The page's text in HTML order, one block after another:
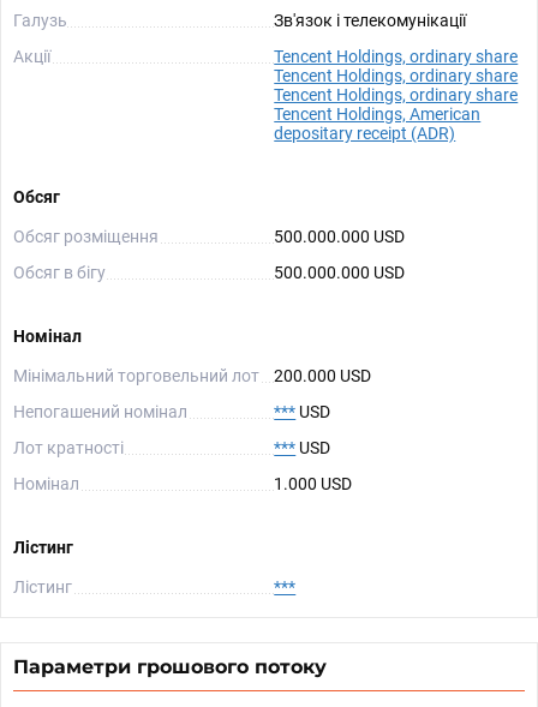
Галузь
Зв'язок і телекомунікації
Акції
Tencent Holdings, ordinary share
Tencent Holdings, ordinary share
Tencent Holdings, ordinary share
Tencent Holdings, American
depositary receipt (ADR)
Обсяг
Обсяг розміщення
500.000.000 USD
Обсяг в бігу
500.000.000 USD
Номінал
Мінімальний торговельний лот
200.000 USD
Непогашений номінал
*** USD
Лот кратності
*** USD
Номінал
1.000 USD
Лістинг
Лістинг ***
Параметри грошового потоку